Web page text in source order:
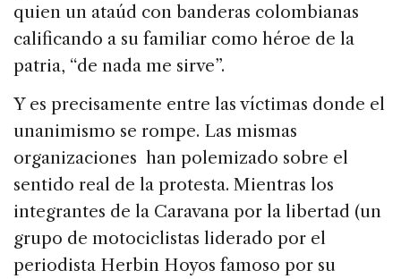
quien un ataúd con banderas colombianas
calificando a su familiar como héroe de la
patria, “de nada me sirve”.
Y es precisamente entre las víctimas donde el
unanimismo se rompe. Las mismas
organizaciones han polemizado sobre el
sentido real de la protesta. Mientras los
integrantes de la Caravana por la libertad (un
grupo de motociclistas liderado por el
periodista Herbin Hoyos famoso por su